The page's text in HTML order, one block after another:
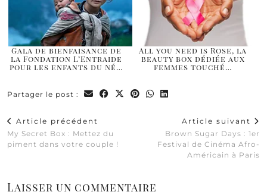
Gala de bienfaisance de
la Fondation L’Entraide
pour les enfants du Né…
All you need is Rose, la
beauty box dédiée aux
femmes touché…
Partager le post :
Article précédent
My Secret Box : Mettez du
piment dans votre couple !
Article suivant
Brown Sugar Days : 1er
Festival de Cinéma Afro-
Américain à Paris
Laisser un commentaire